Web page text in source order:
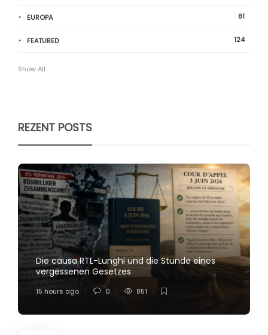
EUROPA 81
FEATURED 124
Show All
REZENT POSTS
Die causa RTL-Lunghi und die Stunde eines
vergessenen Gesetzes
15 hours ago 0 851